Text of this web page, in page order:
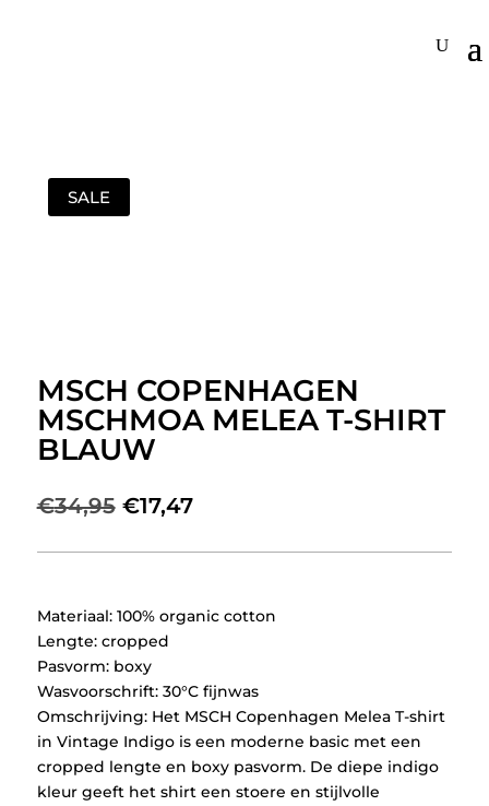
SALE
MSCH COPENHAGEN
MSCHMOA MELEA T-SHIRT
BLAUW
€34,95 Oorspronkelijke
was:
€17,47Huidige
is:
Materiaal: 100% organic cotton
Lengte: cropped
Pasvorm: boxy
Wasvoorschrift: 30°C fijnwas
Omschrijving: Het MSCH Copenhagen Melea T-shirt
in Vintage Indigo is een moderne basic met een
cropped lengte en boxy pasvorm. De diepe indigo
kleur geeft het shirt een stoere en stijlvolle